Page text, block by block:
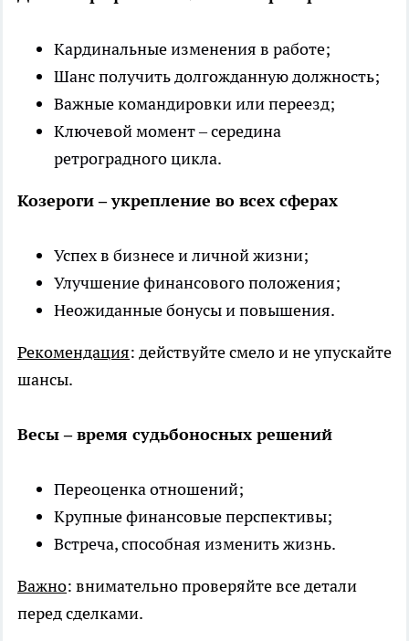
Кардинальные изменения в работе;
Шанс получить долгожданную должность;
Важные командировки или переезд;
Ключевой момент – середина
ретроградного цикла.
Козероги – укрепление во всех сферах
Успех в бизнесе и личной жизни;
Улучшение финансового положения;
Неожиданные бонусы и повышения.
Рекомендация: действуйте смело и не упускайте
шансы.
Весы – время судьбоносных решений
Переоценка отношений;
Крупные финансовые перспективы;
Встреча, способная изменить жизнь.
Важно: внимательно проверяйте все детали
перед сделками.